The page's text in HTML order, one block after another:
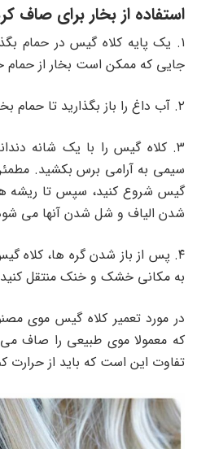
استفاده از بخار برای صاف
۱. یک پایه کلاه گیس در حمام
جایی که ممکن است بخار از حمام
۲. آب داغ را باز بگذارید تا حمام بخار کند.
۳. کلاه گیس را با یک شانه
سیمی به آرامی برس بکشید. مطمئن
گیس شروع کنید، سپس تا ریشه
شدن الیاف و شل شدن آنها می
۴. پس از باز شدن گره ها، کلاه
به مکانی خشک و خنک منتقل
در مورد تعمیر کلاه گیس موی
که معمولا موی طبیعی را صاف می‌
تفاوت این است که باید از حرارت